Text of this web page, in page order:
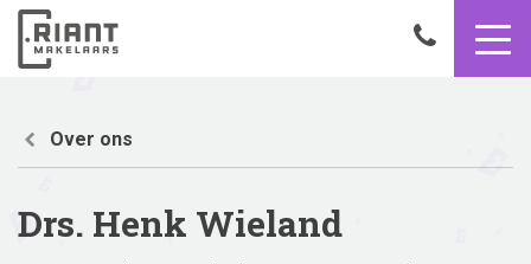
050
9,4
HomeOver ons
Henk
Drs. Henk Wieland